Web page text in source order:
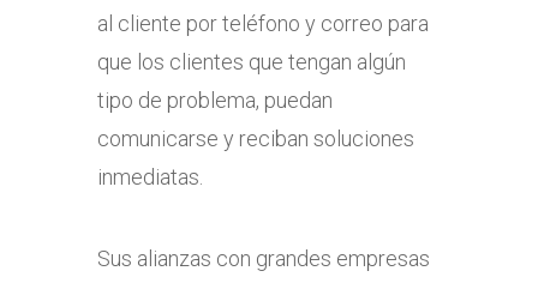
al cliente por teléfono y correo para
que los clientes que tengan algún
tipo de problema, puedan
comunicarse y reciban soluciones
inmediatas.
Sus alianzas con grandes empresas